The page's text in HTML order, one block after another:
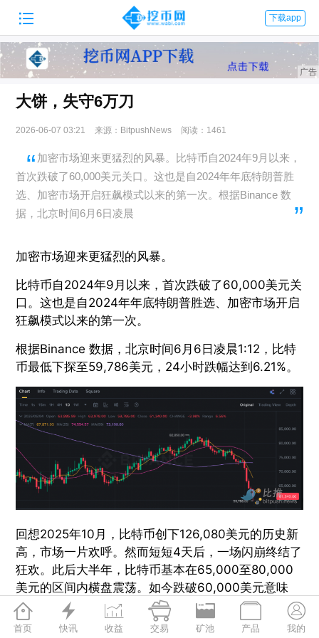
 下载app
大饼，失守6万刀
2026-06-07 03:21 来源：BitpushNews 阅读：1461
加密市场迎来更猛烈的风暴。比特币自2024年9月以来，
首次跌破了60,000美元关口。这也是自2024年年底特朗普胜
选、加密市场开启狂飙模式以来的第一次。根据Binance 数
据，北京时间6月6日凌晨
加密市场迎来更猛烈的风暴。
比特币自2024年9月以来，首次跌破了60,000美元关
口。这也是自2024年年底特朗普胜选、加密市场开启
狂飙模式以来的第一次。
根据Binance 数据，北京时间6月6日凌晨1:12，比特
币最低下探至59,786美元，24小时跌幅达到6.21%。
回想2025年10月，比特币创下126,080美元的历史新
高，市场一片欢呼。然而短短4天后，一场闪崩终结了
狂欢。此后大半年，比特币基本在65,000至80,000
美元的区间内横盘震荡。如今跌破60,000美元意味
着，比特币较历史高点已下跌超过51%，2026年以来
累计跌幅接近30%。

首页

快讯

收益

交易

矿池

产品

我的